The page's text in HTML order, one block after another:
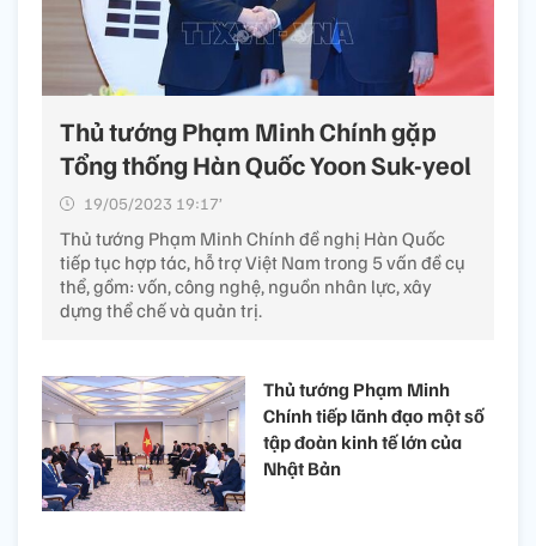
Thủ tướng Phạm Minh Chính gặp
Tổng thống Hàn Quốc Yoon Suk-yeol
19/05/2023 19:17’
Thủ tướng Phạm Minh Chính đề nghị Hàn Quốc
tiếp tục hợp tác, hỗ trợ Việt Nam trong 5 vấn đề cụ
thể, gồm: vốn, công nghệ, nguồn nhân lực, xây
dựng thể chế và quản trị.
Thủ tướng Phạm Minh
Chính tiếp lãnh đạo một số
tập đoàn kinh tế lớn của
Nhật Bản